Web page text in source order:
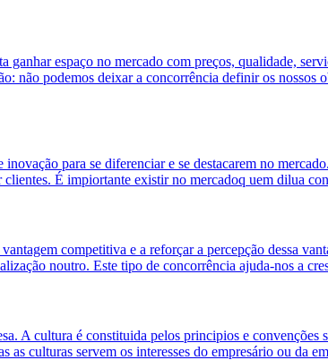
ganhar espaço no mercado com preços, qualidade,
podemos deixar a concorrência definir os nossos
para se diferenciar e se destacarem no
É impiortante existir no mercadoq uem dilua
competitiva e a reforçar a percepção dessa
noutro. Este tipo de concorrência ajuda-nos a
A cultura é constituida pelos principios e
culturas servem os interesses do empresário ou da